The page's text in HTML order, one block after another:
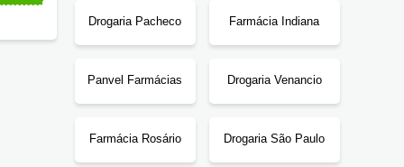
Drogaria Pacheco Farmácia Indiana
Panvel Farmácias Drogaria Venancio
Farmácia Rosário Drogaria São Paulo